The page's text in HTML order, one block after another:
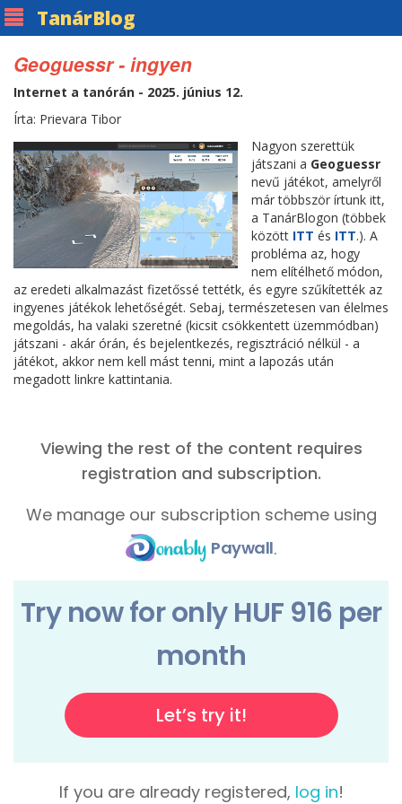
TanárBlog
Geoguessr - ingyen
Internet a tanórán - 2025. június 12.
Írta: Prievara Tibor
Nagyon szerettük
játszani a Geoguessr
nevű játékot, amelyről
már többször írtunk itt,
a TanárBlogon (többek
között ITT és ITT.). A
probléma az, hogy
nem elítélhető módon,
az eredeti alkalmazást fizetőssé tettétk, és egyre szűkítették az
ingyenes játékok lehetőségét. Sebaj, természetesen van élelmes
megoldás, ha valaki szeretné (kicsit csökkentett üzemmódban)
játszani - akár órán, és bejelentkezés, regisztráció nélkül - a
játékot, akkor nem kell mást tenni, mint a lapozás után
megadott linkre kattintania.